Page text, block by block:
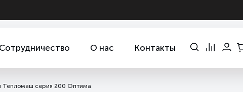
Сотрудничество О нас Контакты
Тепломаш серия 200 Оптима